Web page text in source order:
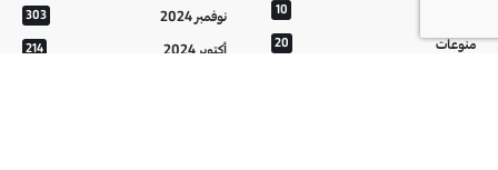
10
منوعات 20
نوفمبر 2024 303
أكتوبر 2024 214